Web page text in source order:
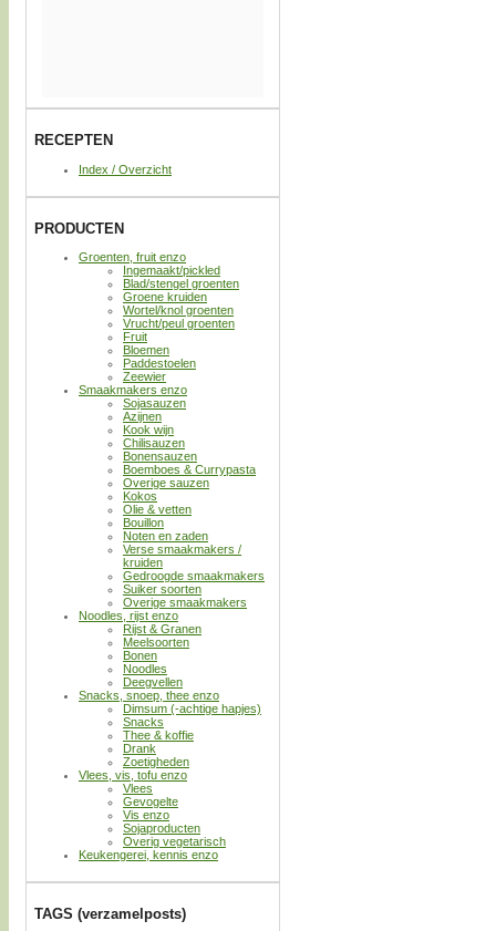
RECEPTEN
Index / Overzicht
PRODUCTEN
Groenten, fruit enzo
Ingemaakt/pickled
Blad/stengel groenten
Groene kruiden
Wortel/knol groenten
Vrucht/peul groenten
Fruit
Bloemen
Paddestoelen
Zeewier
Smaakmakers enzo
Sojasauzen
Azijnen
Kook wijn
Chilisauzen
Bonensauzen
Boemboes & Currypasta
Overige sauzen
Kokos
Olie & vetten
Bouillon
Noten en zaden
Verse smaakmakers /
kruiden
Gedroogde smaakmakers
Suiker soorten
Overige smaakmakers
Noodles, rijst enzo
Rijst & Granen
Meelsoorten
Bonen
Noodles
Deegvellen
Snacks, snoep, thee enzo
Dimsum (-achtige hapjes)
Snacks
Thee & koffie
Drank
Zoetigheden
Vlees, vis, tofu enzo
Vlees
Gevogelte
Vis enzo
Sojaproducten
Overig vegetarisch
Keukengerei, kennis enzo
TAGS (verzamelposts)